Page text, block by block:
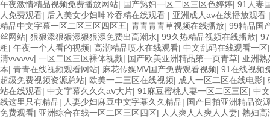
午夜激情精品视频免费播放网站| 国产熟妇一区二区三区色婷婷| 91人妻
人免费观看| 后入美女少妇呻吟吞精在线观看 | 亚洲成人av在线播放观看
精品中文字幕一区二区三区四区五| 青青青青草视频在线播放| 99精品国
丝网站| 狠狠添狠狠添狠狠添免费出高潮水| 99久热精品视频在线播放|
粗| 午夜一个人看的视频| 高潮精品喷水在线观看| 中文乱码在线观看一区
清vvvvvv| 一区二区三区裸体视频| 国产欧美亚洲精品第一页青草| 亚洲
本| 青青在线视频观看网站| 麻花传媒MV国产免费观看视频| 91在线视频
超级免费视频资源总站| 欧美一二三区在线视频| 成人一区二区在线电影|
站在线观看| 中文字幕久久久aⅴ大片| 91麻豆蜜桃人妻一区二区三区| 中
线这里只有精品| 人妻少妇麻豆中文字幕久久精品| 国产目拍亚洲精品资
免费观看| 亚洲综合在线一区二区三区四区| 人人爽人人爽人人妻| 熟妇高